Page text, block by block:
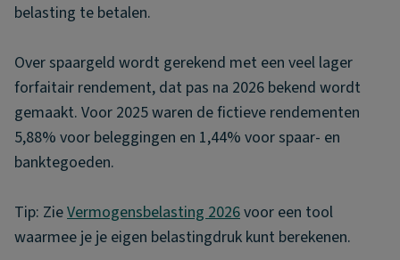
belasting te betalen.
Over spaargeld wordt gerekend met een veel lager
forfaitair rendement, dat pas na 2026 bekend wordt
gemaakt. Voor 2025 waren de fictieve rendementen
5,88% voor beleggingen en 1,44% voor spaar- en
banktegoeden.
Tip: ZieVermogensbelasting 2026voor een tool
waarmee je je eigen belastingdruk kunt berekenen.